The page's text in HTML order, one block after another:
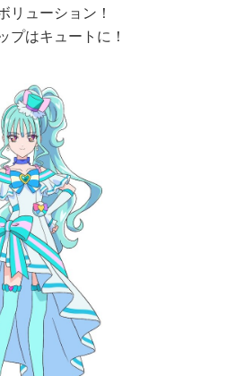
ューション！
はキュートに！